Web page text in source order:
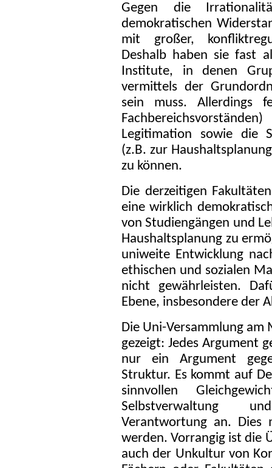
Gegen die
demokratischen
mit großer,
Deshalb haben sie fast
Institute, in denen
vermittels der
sein muss. Allerdings
Legitimation sowie die
(z.B. zur
zu können.
Die derzeitigen
eine wirklich
von Studiengängen und
Haushaltsplanung zu
uniweite Entwicklung
ethischen und sozialen
nicht gewährleisten.
Ebene, insbesondere der
Die Uni-Versammlung
gezeigt: Jedes Argument
nur ein Argument
Struktur. Es kommt auf
sinnvollen
Selbstverwaltung
Verantwortung an. Dies
werden. Vorrangig ist die
auch der Unkultur von